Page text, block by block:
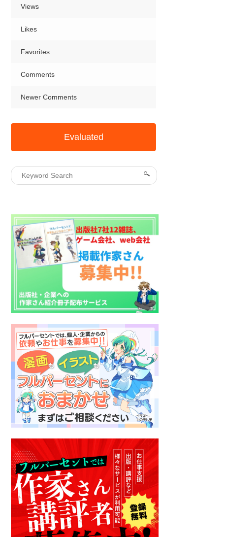
Views
Likes
Favorites
Comments
Newer Comments